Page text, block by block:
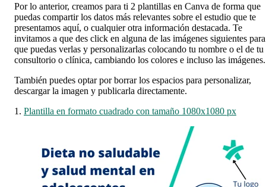
Por lo anterior, creamos para ti 2 plantillas en Canva de forma que
puedas compartir los datos más relevantes sobre el estudio que te
presentamos aquí, o cualquier otra información destacada. Te
invitamos a que des click en alguna de las imágenes siguientes para
que puedas verlas y personalizarlas colocando tu nombre o el de tu
consultorio o clínica, cambiando los colores e incluso las imágenes.
También puedes optar por borrar los espacios para personalizar,
descargar la imagen y publicarla directamente.
1. Plantilla en formato cuadrado con tamaño 1080x1080 px